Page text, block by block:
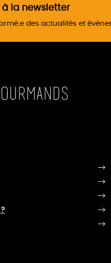
à la newsletter
des actualités et